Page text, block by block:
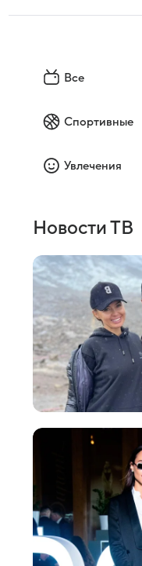
Все
Спортивные
Увлечения
Новости ТВ